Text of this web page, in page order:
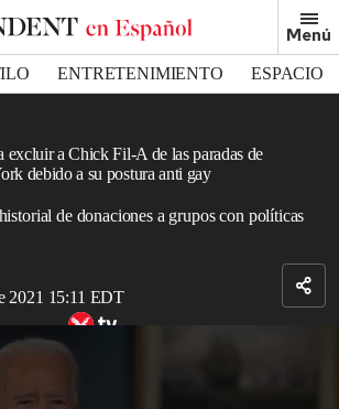
Menú
ENTRETENIMIENTO
ESPACIO
excluir a Chick Fil-A de las paradas de
debido a su postura anti gay
de donaciones a grupos con políticas
2021 15:11 EDT
a 'personal disappointment'